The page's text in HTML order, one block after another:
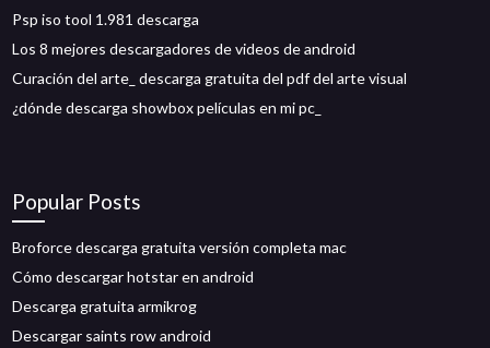
Psp iso tool 1.981 descarga
Los 8 mejores descargadores de videos de android
Curación del arte_ descarga gratuita del pdf del arte visual
¿dónde descarga showbox películas en mi pc_
Popular Posts
Broforce descarga gratuita versión completa mac
Cómo descargar hotstar en android
Descarga gratuita armikrog
Descargar saints row android